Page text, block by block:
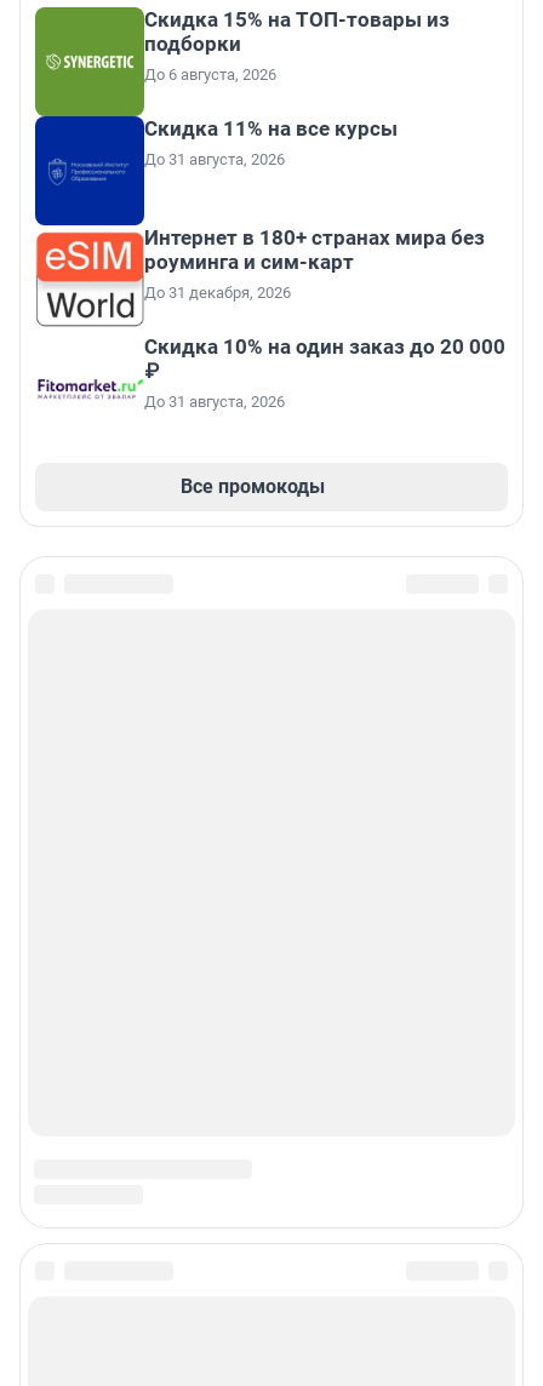
Скидка 15% на ТОП-товары из
подборки
До 6 августа, 2026
Скидка 11% на все курсы
До 31 августа, 2026
Интернет в 180+ странах мира без
роуминга и сим-карт
До 31 декабря, 2026
Скидка 10% на один заказ до 20 000
₽
До 31 августа, 2026
Все промокоды